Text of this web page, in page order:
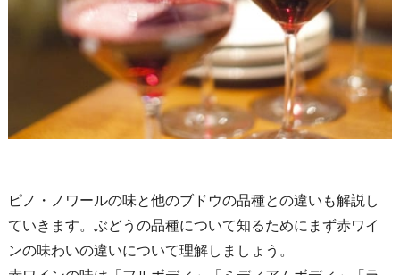
ピノ・ノワールの味と他のブドウの品種との違いも解説し
ていきます。ぶどうの品種について知るためにまず赤ワイ
ンの味わいの違いについて理解しましょう。